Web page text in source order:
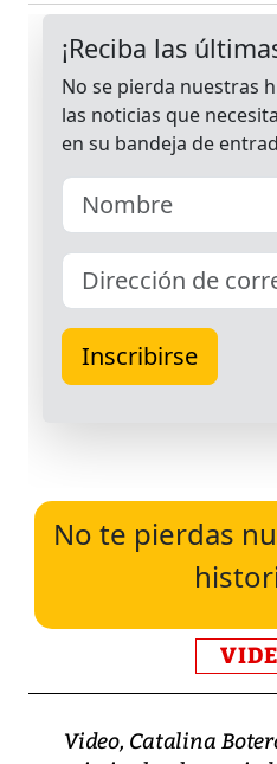
No te pierdas
Video, Catalina